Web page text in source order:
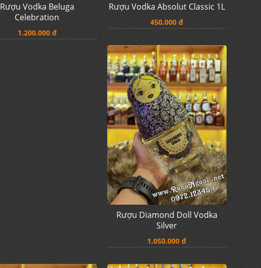
Rượu Vodka Beluga
Celebration
1.200.000 đ
Rượu Vodka Absolut Classic 1L
450.000 đ
Rượu Diamond Doll Vodka
Silver
1.050.000 đ